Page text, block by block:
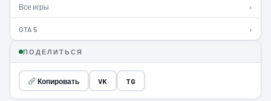
Все игры ›
GTA 5 ›
ПОДЕЛИТЬСЯ
Копировать VK TG